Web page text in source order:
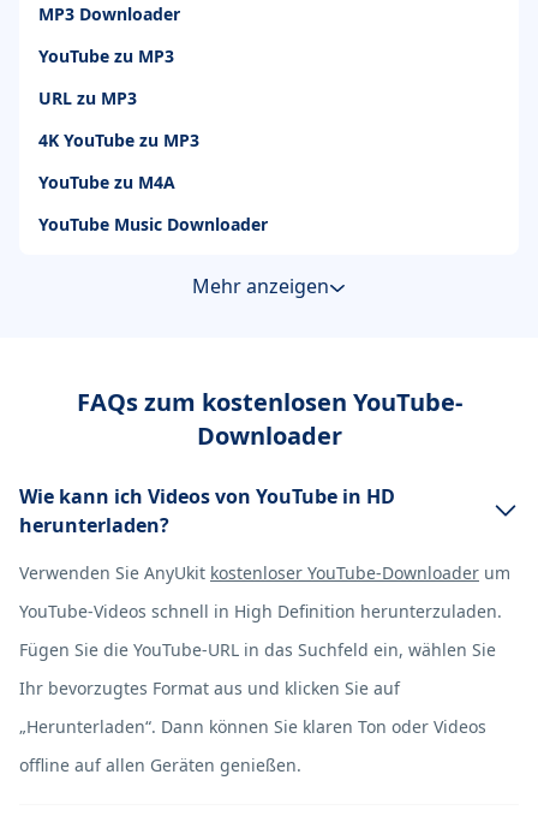
MP3 Downloader
YouTube zu MP3
URL zu MP3
4K YouTube zu MP3
YouTube zu M4A
YouTube Music Downloader
Mehr anzeigen
FAQs zum kostenlosen YouTube-
Downloader
Wie kann ich Videos von YouTube in HD
herunterladen?
Verwenden Sie AnyUkit kostenloser YouTube-Downloader um
YouTube-Videos schnell in High Definition herunterzuladen.
Fügen Sie die YouTube-URL in das Suchfeld ein, wählen Sie
Ihr bevorzugtes Format aus und klicken Sie auf
„Herunterladen“. Dann können Sie klaren Ton oder Videos
offline auf allen Geräten genießen.